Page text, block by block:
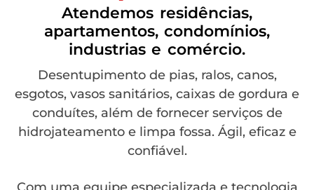
Atendemos residências,
apartamentos, condomínios,
industrias e comércio.
Desentupimento de pias, ralos, canos,
esgotos, vasos sanitários, caixas de gordura e
conduítes, além de fornecer serviços de
hidrojateamento e limpa fossa. Ágil, eficaz e
confiável.